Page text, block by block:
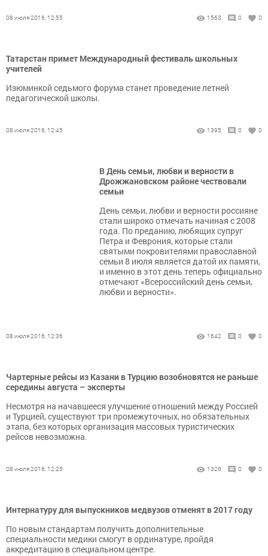
08 июля 2016, 12:55 1563 0 0
Татарстан примет Международный фестиваль школьных
учителей
Изюминкой седьмого форума станет проведение летней
педагогической школы.
08 июля 2016, 12:45 1395 0 0
В День семьи, любви и верности в
Дрожжановском районе чествовали
семьи
День семьи, любви и верности россияне
стали широко отмечать начиная с 2008
года. По преданию, любящих супруг
Петра и Феврония, которые стали
святыми покровителями православной
семьи 8 июля является датой их памяти,
и именно в этот день теперь официально
отмечают «Всероссийский день семьи,
любви и верности».
08 июля 2016, 12:36 1642 0 0
Чартерные рейсы из Казани в Турцию возобновятся не раньше
середины августа – эксперты
Несмотря на начавшееся улучшение отношений между Россией
и Турцией, существуют три промежуточных, но обязательных
этапа, без которых организация массовых туристических
рейсов невозможна.
08 июля 2016, 12:25 1326 0 0
Интернатуру для выпускников медвузов отменят в 2017 году
По новым стандартам получить дополнительные
специальности медики смогут в ординатуре, пройдя
аккредитацию в специальном центре.